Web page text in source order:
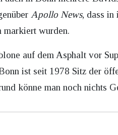
Apollo News, dass in
markiert wurden.
auf dem Asphalt vor
ist seit 1978 Sitz der
könne man noch nichts